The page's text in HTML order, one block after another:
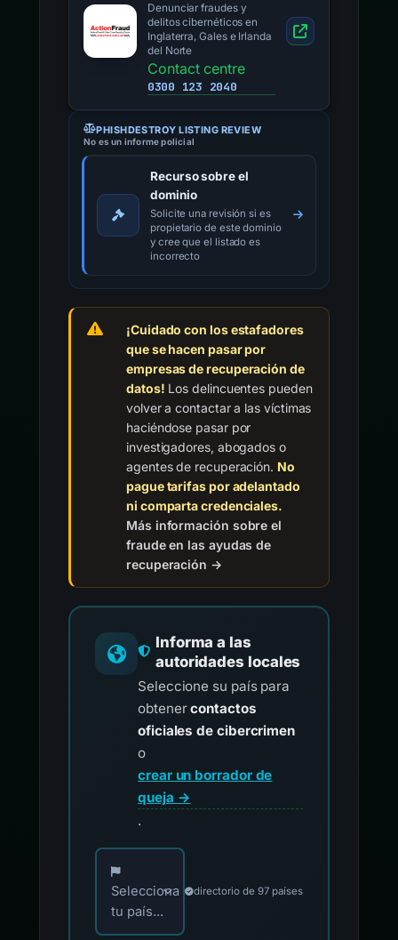
Denunciar fraudes y
delitos cibernéticos en
Inglaterra, Gales e Irlanda
del Norte
Contact centre
0300 123 2040
PHISHDESTROY LISTING REVIEW
No es un informe policial
Recurso sobre el
dominio
Solicite una revisión si es
propietario de este dominio
y cree que el listado es
incorrecto
¡Cuidado con los estafadores
que se hacen pasar por
empresas de recuperación de
datos! Los delincuentes pueden
volver a contactar a las víctimas
haciéndose pasar por
investigadores, abogados o
agentes de recuperación. No
pague tarifas por adelantado
ni comparta credenciales.
Más información sobre el
fraude en las ayudas de
recuperación →
Informa a las
autoridades locales
Seleccione su país para
obtenercontactos
oficiales de cibercrimen
o
crear un borrador de
queja →
.
Elija su país para los contactos oficiales de
Selecciona
tu país...
directorio de 97 países